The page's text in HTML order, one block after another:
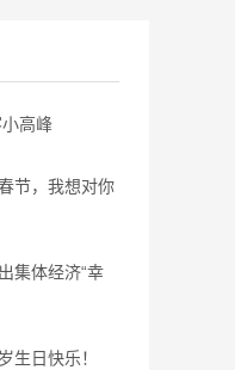
高峰
节，我想对你
集体经济“幸
生日快乐！